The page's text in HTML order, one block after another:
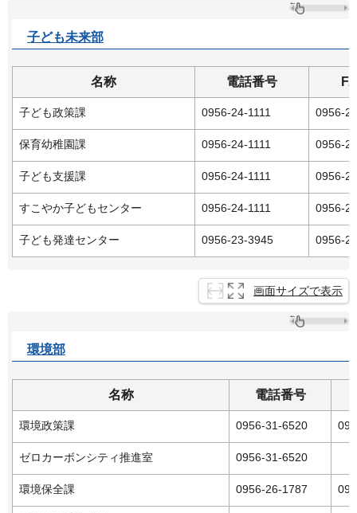
子ども未来部
名称 電話番号
子ども政策課 0956-24-1111 0956-
保育幼稚園課 0956-24-1111 0956-
子ども支援課 0956-24-1111 0956-
すこやか子どもセンター 0956-24-1111 0956-
子ども発達センター 0956-23-3945 0956-
画面サイズで表示
環境部
名称 電話番号
環境政策課 0956-31-6520
ゼロカーボンシティ推進室 0956-31-6520
環境保全課 0956-26-1787